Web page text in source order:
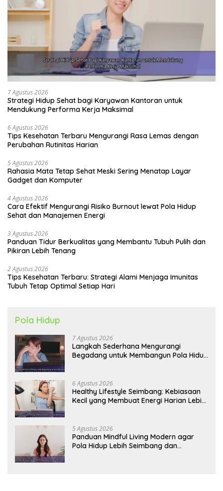
7 Agustus 2026
Strategi Hidup Sehat bagi Karyawan Kantoran untuk
Mendukung Performa Kerja Maksimal
6 Agustus 2026
Tips Kesehatan Terbaru Mengurangi Rasa Lemas dengan
Perubahan Rutinitas Harian
5 Agustus 2026
Rahasia Mata Tetap Sehat Meski Sering Menatap Layar
Gadget dan Komputer
4 Agustus 2026
Cara Efektif Mengurangi Risiko Burnout lewat Pola Hidup
Sehat dan Manajemen Energi
3 Agustus 2026
Panduan Tidur Berkualitas yang Membantu Tubuh Pulih dan
Pikiran Lebih Tenang
2 Agustus 2026
Tips Kesehatan Terbaru: Strategi Alami Menjaga Imunitas
Tubuh Tetap Optimal Setiap Hari
Pola Hidup
7 Agustus 2026
Langkah Sederhana Mengurangi
Begadang untuk Membangun Pola Hidup
6 Agustus 2026
Healthy Lifestyle Seimbang: Kebiasaan
Kecil yang Membuat Energi Harian Lebih
5 Agustus 2026
Panduan Mindful Living Modern agar
Pola Hidup Lebih Seimbang dan